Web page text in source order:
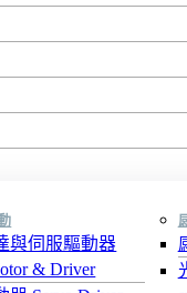
與伺服驅動器
& Driver